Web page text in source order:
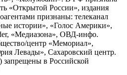
«Открытой России», издания
признаны: телеканал
истории», «Голос Америки»,
«Медиазона», ОВД-инфо.
центр «Мемориал»,
Левады», Сахаровский центр.
запрещены в Российской